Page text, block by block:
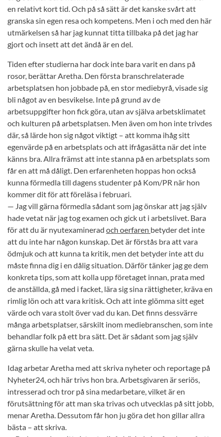
en relativt kort tid. Och på så sätt är det kanske svårt att
granska sin egen resa och kompetens. Men i och med den här
utmärkelsen så har jag kunnat titta tillbaka på det jag har
gjort och insett att det ändå är en del.
Tiden efter studierna har dock inte bara varit en dans på
rosor, berättar Aretha. Den första branschrelaterade
arbetsplatsen hon jobbade på, en stor mediebyrå, visade sig
bli något av en besvikelse. Inte på grund av de
arbetsuppgifter hon fick göra, utan av själva arbetsklimatet
och kulturen på arbetsplatsen. Men även om hon inte trivdes
där, så lärde hon sig något viktigt – att komma ihåg sitt
egenvärde på en arbetsplats och att ifrågasätta när det inte
känns bra. Allra främst att inte stanna på en arbetsplats som
får en att må dåligt. Den erfarenheten hoppas hon också
kunna förmedla till dagens studenter på Kom/PR när hon
kommer dit för att föreläsa i februari.
— Jag vill gärna förmedla sådant som jag önskar att jag själv
hade vetat när jag tog examen och gick ut i arbetslivet. Bara
för att du är nyutexaminerad och oerfaren betyder det inte
att du inte har någon kunskap. Det är förstås bra att vara
ödmjuk och att kunna ta kritik, men det betyder inte att du
måste finna dig i en dålig situation. Därför tänker jag ge dem
konkreta tips, som att kolla upp företaget innan, prata med
de anställda, gå med i facket, lära sig sina rättigheter, kräva en
rimlig lön och att vara kritisk. Och att inte glömma sitt eget
värde och vara stolt över vad du kan. Det finns dessvärre
många arbetsplatser, särskilt inom mediebranschen, som inte
behandlar folk på ett bra sätt. Det är sådant som jag själv
gärna skulle ha velat veta.
Idag arbetar Aretha med att skriva nyheter och reportage på
Nyheter24, och här trivs hon bra. Arbetsgivaren är seriös,
intresserad och tror på sina medarbetare, vilket är en
förutsättning för att man ska trivas och utvecklas på sitt jobb,
menar Aretha. Dessutom får hon ju göra det hon gillar allra
bästa – att skriva.